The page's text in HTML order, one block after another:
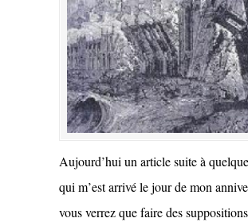
Aujourd’hui un article suite à
qui m’est arrivé le jour de mon
vous verrez que faire des